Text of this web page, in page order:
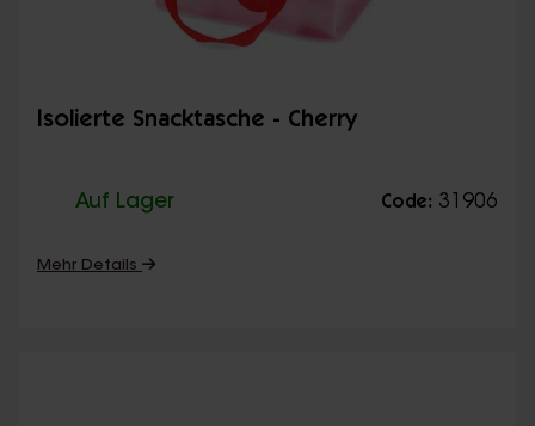
Isolierte Snacktasche - Cherry
Auf Lager Code: 31906
Mehr Details